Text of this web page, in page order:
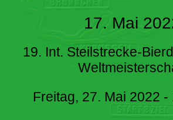
17. Mai
19. Int. Steilstrecke-
Freitag, 27. Mai 2022 -